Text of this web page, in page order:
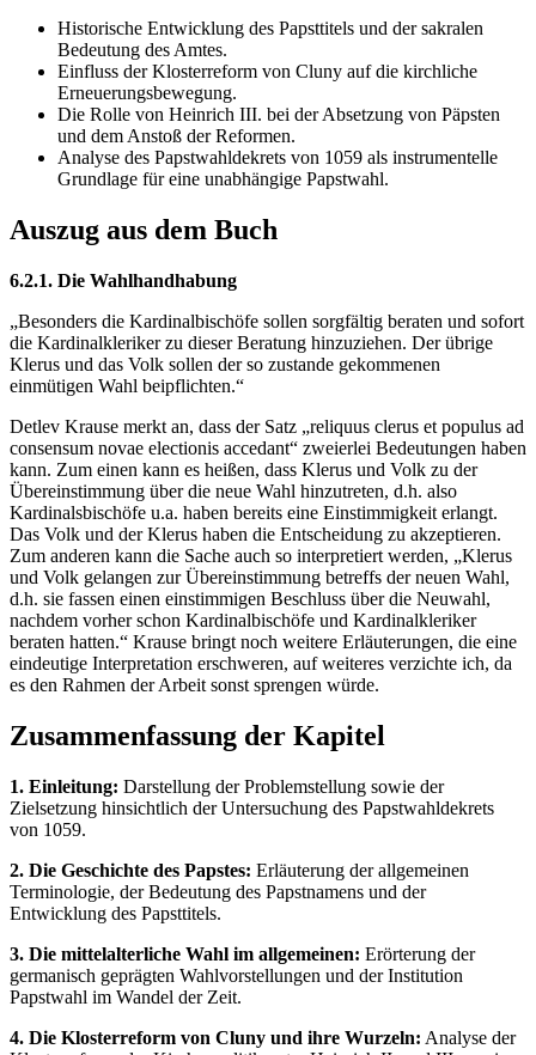
Historische Entwicklung des Papsttitels und der sakralen
Bedeutung des Amtes.
Einfluss der Klosterreform von Cluny auf die kirchliche
Erneuerungsbewegung.
Die Rolle von Heinrich III. bei der Absetzung von Päpsten
und dem Anstoß der Reformen.
Analyse des Papstwahldekrets von 1059 als instrumentelle
Grundlage für eine unabhängige Papstwahl.
Auszug aus dem Buch
6.2.1. Die Wahlhandhabung
„Besonders die Kardinalbischöfe sollen sorgfältig beraten und sofort
die Kardinalkleriker zu dieser Beratung hinzuziehen. Der übrige
Klerus und das Volk sollen der so zustande gekommenen
einmütigen Wahl beipflichten.“
Detlev Krause merkt an, dass der Satz „reliquus clerus et populus ad
consensum novae electionis accedant“ zweierlei Bedeutungen haben
kann. Zum einen kann es heißen, dass Klerus und Volk zu der
Übereinstimmung über die neue Wahl hinzutreten, d.h. also
Kardinalsbischöfe u.a. haben bereits eine Einstimmigkeit erlangt.
Das Volk und der Klerus haben die Entscheidung zu akzeptieren.
Zum anderen kann die Sache auch so interpretiert werden, „Klerus
und Volk gelangen zur Übereinstimmung betreffs der neuen Wahl,
d.h. sie fassen einen einstimmigen Beschluss über die Neuwahl,
nachdem vorher schon Kardinalbischöfe und Kardinalkleriker
beraten hatten.“ Krause bringt noch weitere Erläuterungen, die eine
eindeutige Interpretation erschweren, auf weiteres verzichte ich, da
es den Rahmen der Arbeit sonst sprengen würde.
Zusammenfassung der Kapitel
1. Einleitung: Darstellung der Problemstellung sowie der
Zielsetzung hinsichtlich der Untersuchung des Papstwahldekrets
von 1059.
2. Die Geschichte des Papstes: Erläuterung der allgemeinen
Terminologie, der Bedeutung des Papstnamens und der
Entwicklung des Papsttitels.
3. Die mittelalterliche Wahl im allgemeinen: Erörterung der
germanisch geprägten Wahlvorstellungen und der Institution
Papstwahl im Wandel der Zeit.
4. Die Klosterreform von Cluny und ihre Wurzeln: Analyse der